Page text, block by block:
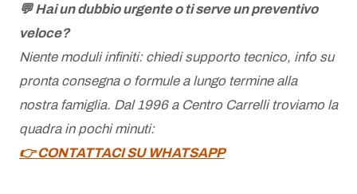
💬 Hai un dubbio urgente o ti serve un preventivo
veloce?
Niente moduli infiniti: chiedi supporto tecnico, info su
pronta consegna o formule a lungo termine alla
nostra famiglia. Dal 1996 a Centro Carrelli troviamo la
quadra in pochi minuti:
👉 CONTATTACI SU WHATSAPP